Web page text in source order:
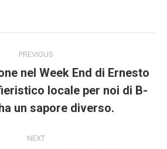
PREVIOUS
Previous
post:
nel Week End di Ernesto
locale per noi di B-
un sapore diverso.
NEXT